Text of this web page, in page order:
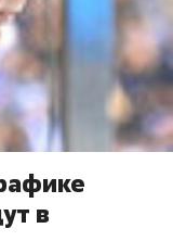
в